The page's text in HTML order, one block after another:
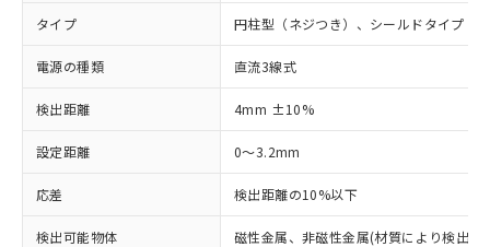
タイプ 円柱型（ネジつき）、シールドタイプ
電源の種類 直流3線式
検出距離 4mm ±10%
設定距離 0～3.2mm
応差 検出距離の10%以下
検出可能物体 磁性金属、非磁性金属(材質により検出距